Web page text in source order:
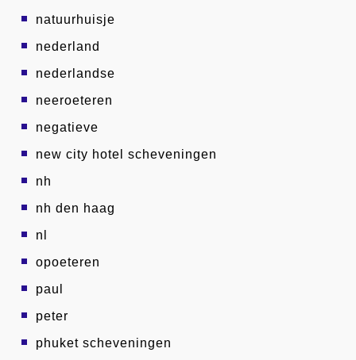
natuurhuisje
nederland
nederlandse
neeroeteren
negatieve
new city hotel scheveningen
nh
nh den haag
nl
opoeteren
paul
peter
phuket scheveningen